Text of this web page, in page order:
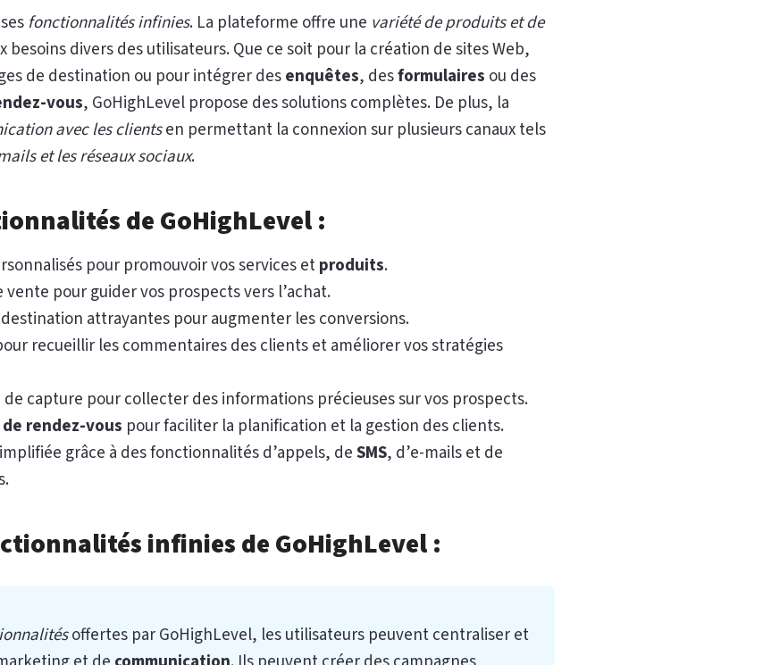
fonctionnalités infinies. La plateforme offre une variété de produits et de
besoins divers des utilisateurs. Que ce soit pour la création de sites Web,
de destination ou pour intégrer desenquêtes, desformulaires ou des
vous, GoHighLevel propose des solutions complètes. De plus, la
avec les clientsen permettant la connexion sur plusieurs canaux tels
et les réseaux sociaux.
de GoHighLevel :
pour promouvoir vos services etproduits.
pour guider vos prospects vers l’achat.
attrayantes pour augmenter les conversions.
recueillir les commentaires des clients et améliorer vos stratégies
de capture pour collecter des informations précieuses sur vos prospects.
rendez-vous pour faciliter la planification et la gestion des clients.
grâce à des fonctionnalités d’appels, deSMS, d’e-mails et de
infinies de GoHighLevel :
offertes par GoHighLevel, les utilisateurs peuvent centraliser et